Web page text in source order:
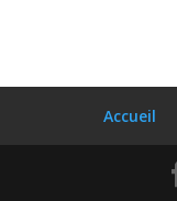
Accueil